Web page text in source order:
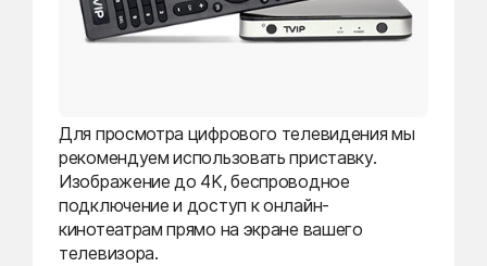
Для просмотра цифрового телевидения мы
рекомендуем использовать приставку.
Изображение до 4K, беспроводное
подключение и доступ к онлайн-
кинотеатрам прямо на экране вашего
телевизора.